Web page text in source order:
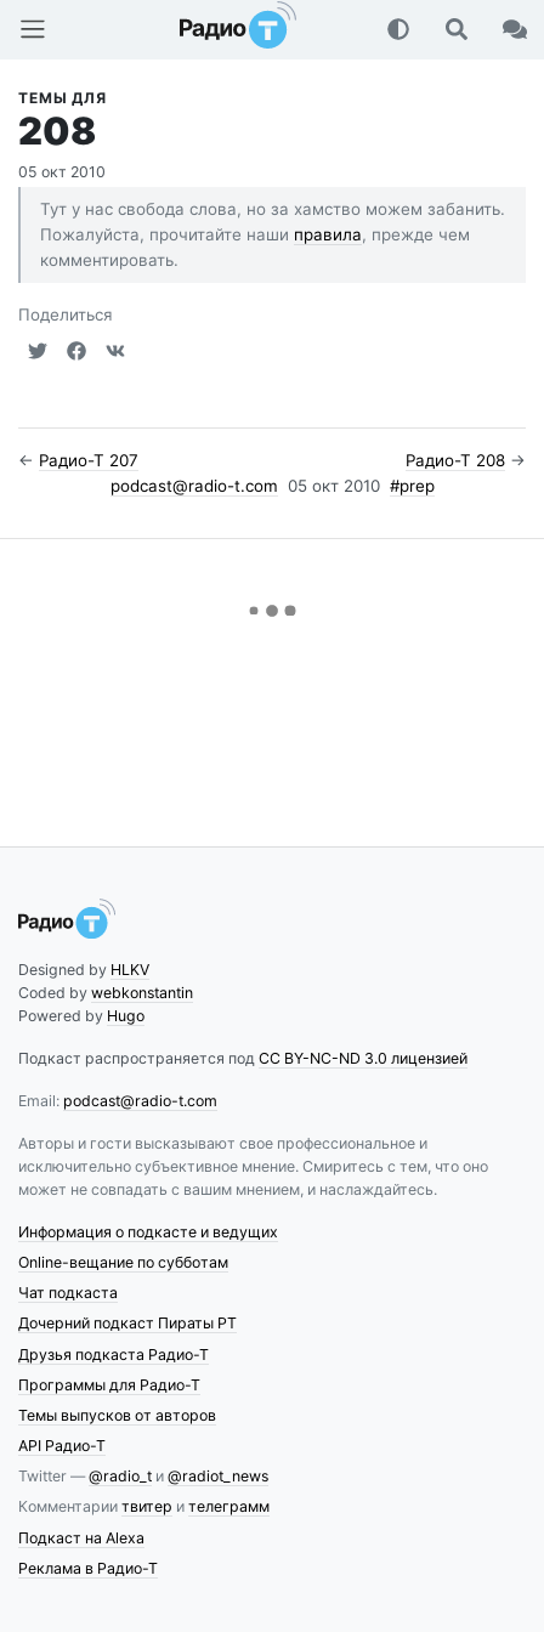
Радио-Т Подкаст
ТЕМЫ ДЛЯ
208
05 окт 2010
Тут у нас свобода слова, но за хамство можем забанить.
Пожалуйста, прочитайте наши правила, прежде чем
комментировать.
Поделиться
← Радио-Т 207 Радио-Т 208 →
podcast@radio-t.com 05 окт 2010 #prep
Designed by HLKV
Coded by webkonstantin
Powered by Hugo
Подкаст распространяется под CC BY-NC-ND 3.0 лицензией
Email: podcast@radio-t.com
Авторы и гости высказывают свое профессиональное и
исключительно субъективное мнение. Смиритесь с тем, что оно
может не совпадать с вашим мнением, и наслаждайтесь.
Информация о подкасте и ведущих
Online-вещание по субботам
Чат подкаста
Дочерний подкаст Пираты РТ
Друзья подкаста Радио-Т
Программы для Радио-Т
Темы выпусков от авторов
API Радио-Т
Twitter —@radio_t и @radiot_news
Комментарии твитер и телеграмм
Подкаст на Alexa
Реклама в Радио-Т